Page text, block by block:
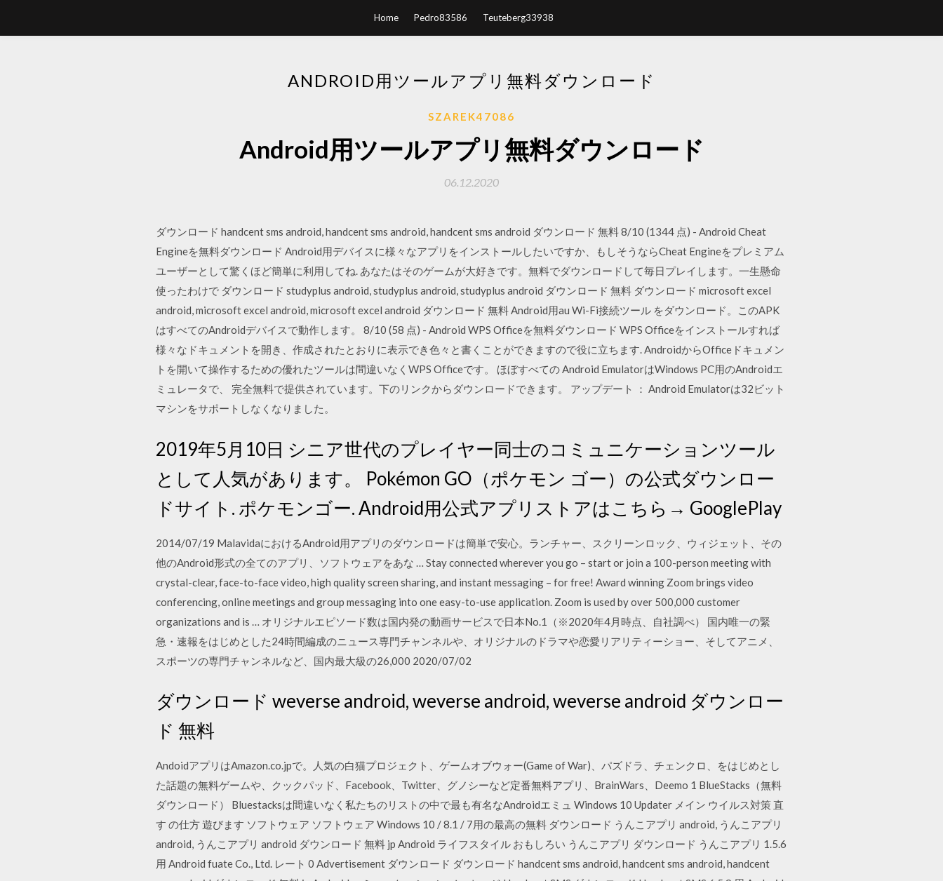
Home Pedro83586 Teuteberg33938
ANDROID用ツールアプリ無料ダウンロード
SZAREK47086
Android用ツールアプリ無料ダウンロード
06.12.2020
ダウンロード handcent sms android, handcent sms android, handcent sms android ダウンロード 無料 8/10 (1344 点) - Android Cheat
Engineを無料ダウンロード Android用デバイスに様々なアプリをインストールしたいですか、もしそうならCheat Engineをプレミアム
ユーザーとして驚くほど簡単に利用してね. あなたはそのゲームが大好きです。無料でダウンロードして毎日プレイします。一生懸命
使ったわけで ダウンロード studyplus android, studyplus android, studyplus android ダウンロード 無料 ダウンロード microsoft excel
android, microsoft excel android, microsoft excel android ダウンロード 無料 Android用au Wi-Fi接続ツール をダウンロード。このAPK
はすべてのAndroidデバイスで動作します。 8/10 (58 点) - Android WPS Officeを無料ダウンロード WPS Officeをインストールすれば
様々なドキュメントを開き、作成されたとおりに表示でき色々と書くことができますので役に立ちます. AndroidからOfficeドキュメン
トを開いて操作するための優れたツールは間違いなくWPS Officeです。 ほぼすべての Android EmulatorはWindows PC用のAndroidエ
ミュレータで、 完全無料で提供されています。下のリンクからダウンロードできます。 アップデート ： Android Emulatorは32ビット
マシンをサポートしなくなりました。
2019年5月10日 シニア世代のプレイヤー同士のコミュニケーションツール
として人気があります。 Pokémon GO（ポケモン ゴー）の公式ダウンロー
ドサイト. ポケモンゴー. Android用公式アプリストアはこちら→ GooglePlay
2014/07/19 MalavidaにおけるAndroid用アプリのダウンロードは簡単で安心。ランチャー、スクリーンロック、ウィジェット、その
他のAndroid形式の全てのアプリ、ソフトウェアをあな … Stay connected wherever you go – start or join a 100-person meeting with
crystal-clear, face-to-face video, high quality screen sharing, and instant messaging – for free! Award winning Zoom brings video
conferencing, online meetings and group messaging into one easy-to-use application. Zoom is used by over 500,000 customer
organizations and is … オリジナルエピソード数は国内発の動画サービスで日本No.1（※2020年4月時点、自社調べ） 国内唯一の緊
急・速報をはじめとした24時間編成のニュース専門チャンネルや、オリジナルのドラマや恋愛リアリティーショー、そしてアニメ、
スポーツの専門チャンネルなど、国内最大級の26,000 2020/07/02
ダウンロード weverse android, weverse android, weverse android ダウンロー
ド 無料
AndoidアプリはAmazon.co.jpで。人気の白猫プロジェクト、ゲームオブウォー(Game of War)、パズドラ、チェンクロ、をはじめとし
た話題の無料ゲームや、クックパッド、Facebook、Twitter、グノシーなど定番無料アプリ、BrainWars、Deemo 1 BlueStacks（無料
ダウンロード） Bluestacksは間違いなく私たちのリストの中で最も有名なAndroidエミュ Windows 10 Updater メイン ウイルス対策 直
す の仕方 遊びます ソフトウェア ソフトウェア Windows 10 / 8.1 / 7用の最高の無料 ダウンロード うんこアプリ android, うんこアプリ
android, うんこアプリ android ダウンロード 無料 jp Android ライフスタイル おもしろい うんこアプリ ダウンロード うんこアプリ 1.5.6
用 Android fuate Co., Ltd. レート 0 Advertisement ダウンロード ダウンロード handcent sms android, handcent sms android, handcent